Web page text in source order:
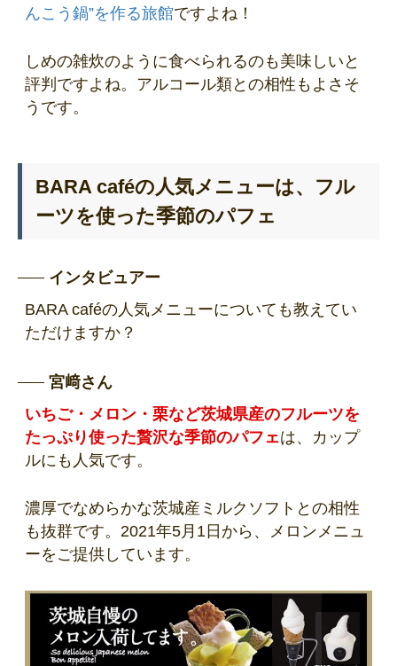
んこう鍋”を作る旅館ですよね！
しめの雑炊のように食べられるのも美味しいと
評判ですよね。アルコール類との相性もよさそ
うです。
BARA caféの人気メニューは、フル
ーツを使った季節のパフェ
インタビュアー
BARA caféの人気メニューについても教えてい
ただけますか？
宮﨑さん
いちご・メロン・栗など茨城県産のフルーツを
たっぷり使った贅沢な季節のパフェは、カップ
ルにも人気です。
濃厚でなめらかな茨城産ミルクソフトとの相性
も抜群です。2021年5月1日から、メロンメニュ
ーをご提供しています。